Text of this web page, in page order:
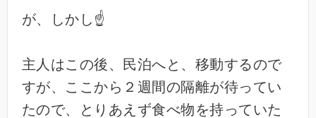
が、しかし☝️
主人はこの後、民泊へと、移動するので
すが、ここから２週間の隔離が待ってい
たので、とりあえず食べ物を持っていた